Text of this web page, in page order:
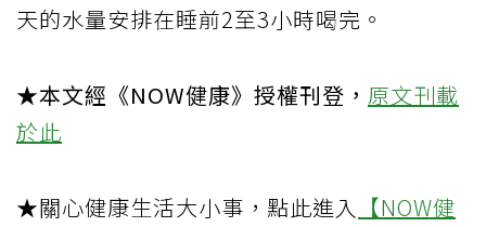
天的水量安排在睡前2至3小時喝完。
★本文經《NOW健康》授權刊登， 原文刊載
於此
★關心健康生活大小事，點此進入 【NOW健